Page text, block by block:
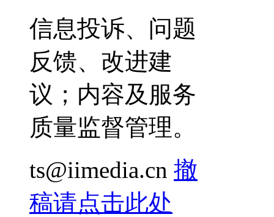
信息投诉、问题
反馈、改进建
议；内容及服务
质量监督管理。
ts@iimedia.cn 撤
稿请点击此处